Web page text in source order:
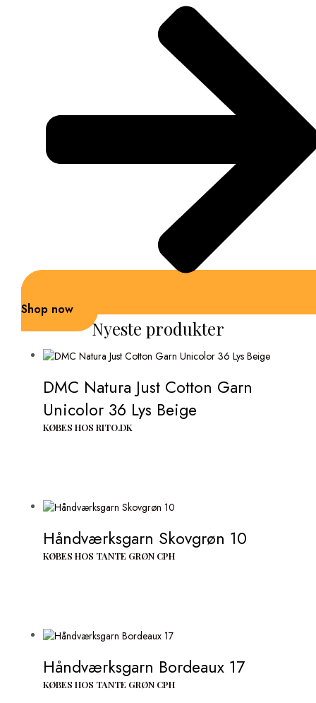
Shop now
Nyeste produkter
DMC Natura Just Cotton Garn
Unicolor 36 Lys Beige
KØBES HOS RITO.DK
Håndværksgarn Skovgrøn 10
KØBES HOS TANTE GRØN CPH
Håndværksgarn Bordeaux 17
KØBES HOS TANTE GRØN CPH